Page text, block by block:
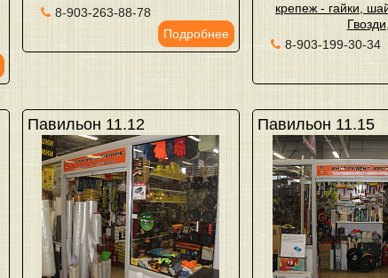
8-903-263-88-78
Подробнее
крепеж - гайки,
Гвозди
8-903-199-30-34
Павильон 11.12 Павильон 11.15